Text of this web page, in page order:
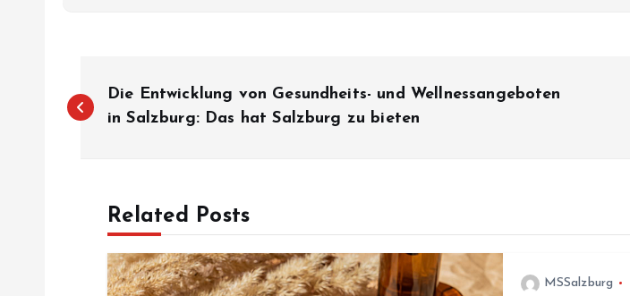
e
Die Entwicklung von Gesundheits- und Wellnessangeboten
in Salzburg: Das hat Salzburg zu bieten
Related Posts
MSSalzburg